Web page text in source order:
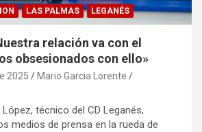
LAS PALMAS LEGANÉS
relación va con el
obsesionados con ello»
2025
Mario Garcia Lorente
técnico del CD Leganés,
medios de prensa en la rueda de